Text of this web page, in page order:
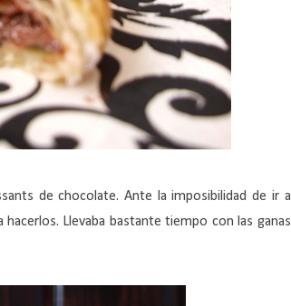
de chocolate. Ante la imposibilidad de ir a
Llevaba bastante tiempo con las ganas